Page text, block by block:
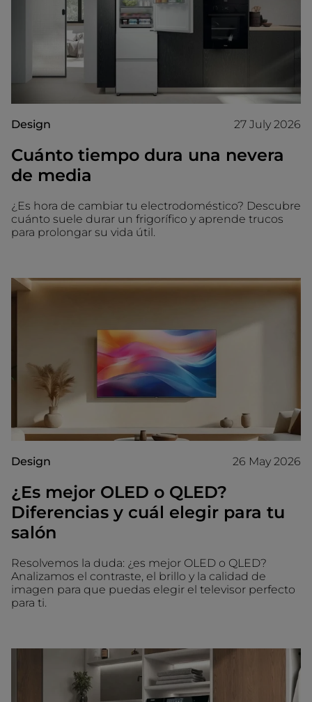
Design 27 July 2026
Cuánto tiempo dura una nevera
de media
¿Es hora de cambiar tu electrodoméstico? Descubre
cuánto suele durar un frigorífico y aprende trucos
para prolongar su vida útil.
Design 26 May 2026
¿Es mejor OLED o QLED?
Diferencias y cuál elegir para tu
salón
Resolvemos la duda: ¿es mejor OLED o QLED?
Analizamos el contraste, el brillo y la calidad de
imagen para que puedas elegir el televisor perfecto
para ti.